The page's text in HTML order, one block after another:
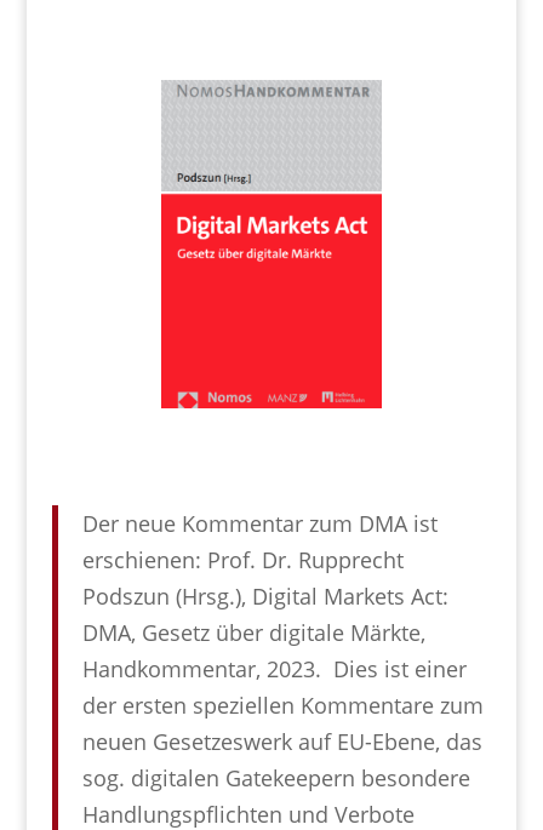
Der neue Kommentar zum DMA ist
erschienen: Prof. Dr. Rupprecht
Podszun (Hrsg.), Digital Markets Act:
DMA, Gesetz über digitale Märkte,
Handkommentar, 2023. Dies ist einer
der ersten speziellen Kommentare zum
neuen Gesetzeswerk auf EU-Ebene, das
sog. digitalen Gatekeepern besondere
Handlungspflichten und Verbote